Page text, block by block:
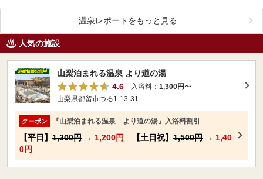
温泉レポートをもっと見る
人気の施設
山梨泊まれる温泉 より道の湯
4.6
入浴料： 1,300円〜
山梨県都留市つる1-13-31
クーポン 『山梨泊まれる温泉 より道の湯』入浴料割引
【平日】 1,300円 → 1,200円 【土日祝】 1,500円 → 1,40
0円